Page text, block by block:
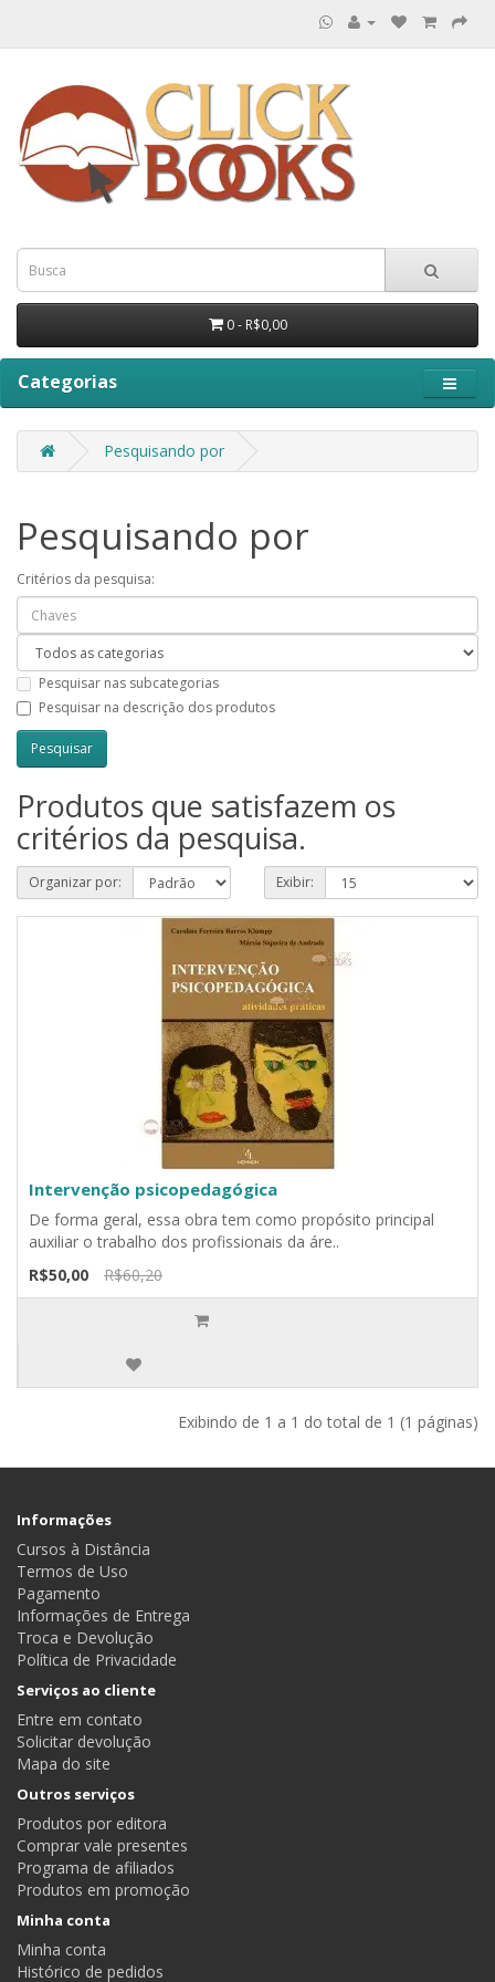
0 - R$0,00
Categorias
Pesquisando por
Pesquisando por
Critérios da pesquisa:
Pesquisar nas subcategorias
Pesquisar na descrição dos produtos
Produtos que satisfazem os
critérios da pesquisa.
Organizar por: Exibir:
Intervenção psicopedagógica
De forma geral, essa obra tem como propósito principal
auxiliar o trabalho dos profissionais da áre..
R$50,00
R$60,20
Exibindo de 1 a 1 do total de 1 (1 páginas)
Informações
Cursos à Distância
Termos de Uso
Pagamento
Informações de Entrega
Troca e Devolução
Política de Privacidade
Serviços ao cliente
Entre em contato
Solicitar devolução
Mapa do site
Outros serviços
Produtos por editora
Comprar vale presentes
Programa de afiliados
Produtos em promoção
Minha conta
Minha conta
Histórico de pedidos